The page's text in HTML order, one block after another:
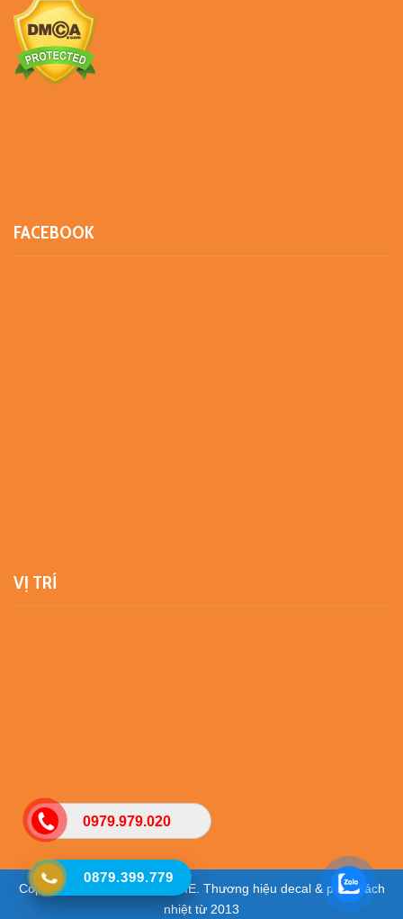
0979.979.020
FACEBOOK
VỊ TRÍ
Copyright © 2025 - VIETHOME. Thương hiệu decal & phim cách
nhiệt từ 2013
0879.399.779